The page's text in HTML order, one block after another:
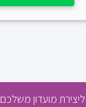
ליצירת מועדון